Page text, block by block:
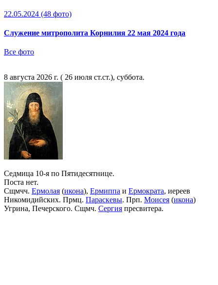
22.05.2024 (48 фото)
Служение митрополита Корнилия 22 мая 2024 года
Все фото
8 августа 2026 г. ( 26 июля ст.ст.), суббота.
Седмица 10-я по Пятидесятнице.
Поста нет.
Сщмчч. Ермолая (икона), Ермиппа и Ермократа, иереев
Никомидийских. Прмц. Параскевы. Прп. Моисея (икона)
Угрина, Печерского. Сщмч. Сергия пресвитера.